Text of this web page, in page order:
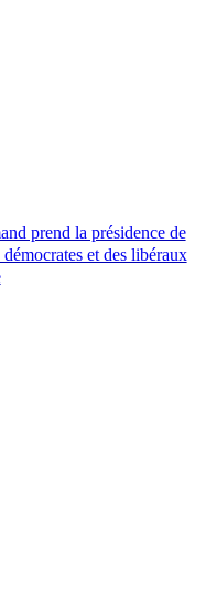
prend la présidence de
et des libéraux